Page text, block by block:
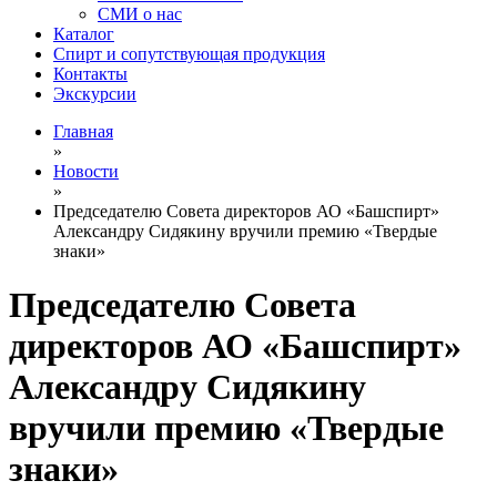
СМИ о нас
Каталог
Спирт и сопутствующая продукция
Контакты
Экскурсии
Главная
»
Новости
»
Председателю Совета директоров АО «Башспирт»
Александру Сидякину вручили премию «Твердые
знаки»
Председателю Совета
директоров АО «Башспирт»
Александру Сидякину
вручили премию «Твердые
знаки»